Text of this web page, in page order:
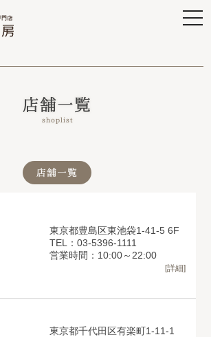
店舗一覧
shoplist
店舗一覧
東京都豊島区東池袋1-41-5 6F
TEL：03-5396-1111
営業時間：10:00～22:00
[詳細]
東京都千代田区有楽町1-11-1